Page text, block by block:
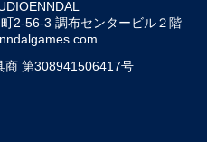
2-56-3 調布センタービル２階
商 第308941506417号